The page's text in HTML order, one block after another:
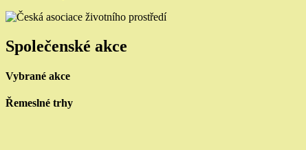
Společenské akce
Vybrané akce
Řemeslné trhy